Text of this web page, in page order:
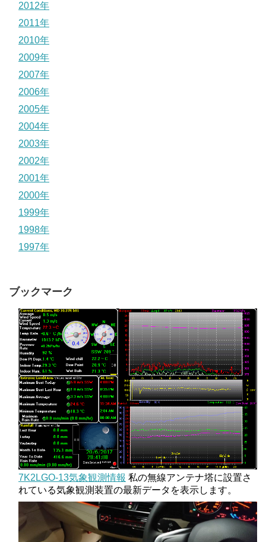
2012年
2011年
2010年
2009年
2007年
2006年
2005年
2004年
2003年
2002年
2001年
2000年
1999年
1998年
1997年
ブックマーク
7K2LGO-13気象観測情報 私の無線アンテナ塔に設置さ
れている気象観測装置の最新データを表示します。